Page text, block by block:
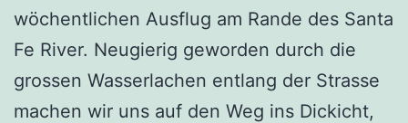
wöchentlichen Ausflug am Rande des Santa
Fe River. Neugierig geworden durch die
grossen Wasserlachen entlang der Strasse
machen wir uns auf den Weg ins Dickicht,